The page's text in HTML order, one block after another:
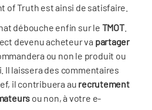
of Truth est ainsi de satisfaire.
débouche enfin sur le TMOT.
devenu acheteur va partager
ou non le produit ou
Il laissera des commentaires
il contribuera au recrutement
ou non, à votre e-